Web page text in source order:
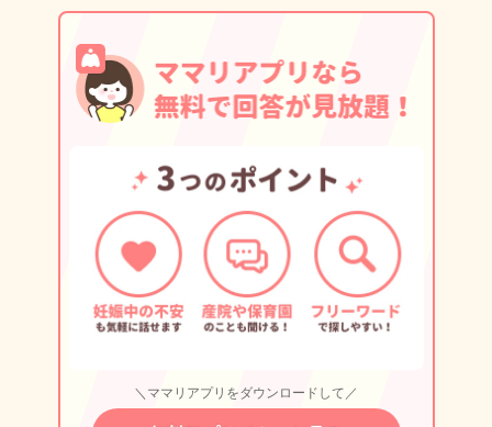
＼ママリアプリをダウンロードして／